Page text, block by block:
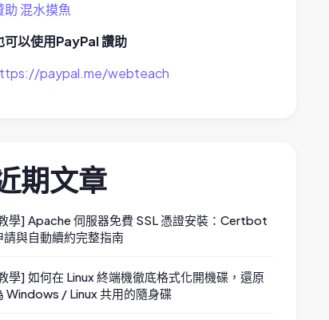
助 混水摸魚
可以使用PayPal 讚助
paypal.me/webteach
期文章
學] Apache 伺服器免費 SSL 憑證安裝：Certbot
請與自動續約完整指南
學] 如何在 Linux 終端機徹底格式化開機碟，還原
Windows / Linux 共用的隨身碟